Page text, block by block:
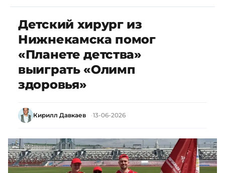
Детский хирург из
Нижнекамска помог
«Планете детства»
выиграть «Олимп
здоровья»
Кирилл Давкаев 13-06-2026